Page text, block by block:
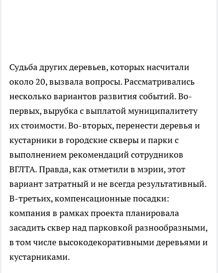
Судьба других деревьев, которых насчитали
около 20, вызвала вопросы. Рассматривались
несколько вариантов развития событий. Во-
первых, вырубка с выплатой муниципалитету
их стоимости. Во-вторых, перенести деревья и
кустарники в городские скверы и парки с
выполнением рекомендаций сотрудников
ВГЛТА. Правда, как отметили в мэрии, этот
вариант затратный и не всегда результативный.
В-третьих, компенсационные посадки:
компания в рамках проекта планировала
засадить сквер над парковкой разнообразными,
в том числе высокодекоративными деревьями и
кустарниками.